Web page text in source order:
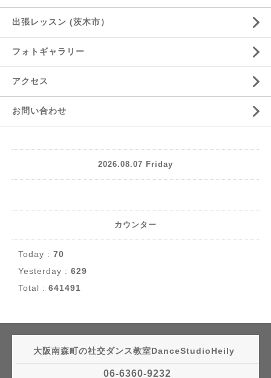
出張レッスン (茨木市）
フォトギャラリー
アクセス
お問い合わせ
2026.08.07 Friday
カウンター
Today : 70
Yesterday : 629
Total : 641491
大阪南森町の社交ダンス教室DanceStudioHeily
06-6360-9232